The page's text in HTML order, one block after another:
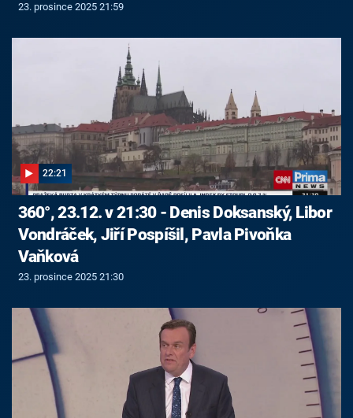
23. prosince 2025 21:59
22:21
360°, 23.12. v 21:30 - Denis Doksanský, Libor
Vondráček, Jiří Pospíšil, Pavla Pivoňka
Vaňková
23. prosince 2025 21:30